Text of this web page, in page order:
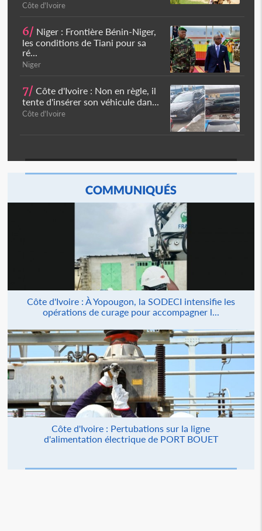
Côte d'Ivoire
6/ Niger : Frontière Bénin-Niger,
les conditions de Tiani pour sa
ré...
Niger
7/ Côte d'Ivoire : Non en règle, il
tente d'insérer son véhicule dan...
Côte d'Ivoire
COMMUNIQUÉS
Côte d'Ivoire : À Yopougon, la SODECI intensifie les
opérations de curage pour accompagner l...
Côte d'Ivoire : Pertubations sur la ligne
d'alimentation électrique de PORT BOUET